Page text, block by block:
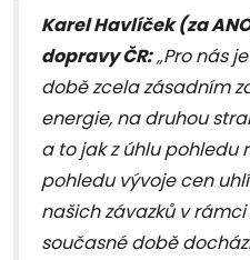
Karel Havlíček (za
dopravy ČR:„Pro nás
době zcela zásadním
energie, na druhou
a to jak z úhlu pohledu
pohledu vývoje cen
našich závazků v rámci
současné době